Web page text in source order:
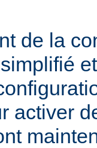
de la
activer